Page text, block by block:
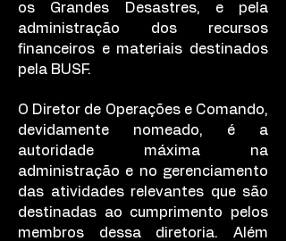
os Grandes Desastres, e pela
administração dos recursos
financeiros e materiais destinados
pela BUSF.
O Diretor de Operações e Comando,
devidamente nomeado, é a
autoridade máxima na
administração e no gerenciamento
das atividades relevantes que são
destinadas ao cumprimento pelos
membros dessa diretoria. Além